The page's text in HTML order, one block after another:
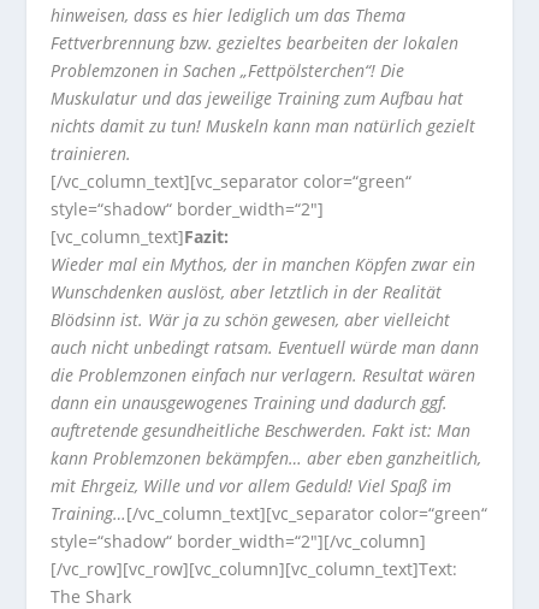
hinweisen, dass es hier lediglich um das Thema
Fettverbrennung bzw. gezieltes bearbeiten der lokalen
Problemzonen in Sachen „Fettpölsterchen“! Die
Muskulatur und das jeweilige Training zum Aufbau hat
nichts damit zu tun! Muskeln kann man natürlich gezielt
trainieren.
[/vc_column_text][vc_separator color=“green“
style=“shadow“ border_width=“2″]
[vc_column_text]Fazit:
Wieder mal ein Mythos, der in manchen Köpfen zwar ein
Wunschdenken auslöst, aber letztlich in der Realität
Blödsinn ist. Wär ja zu schön gewesen, aber vielleicht
auch nicht unbedingt ratsam. Eventuell würde man dann
die Problemzonen einfach nur verlagern. Resultat wären
dann ein unausgewogenes Training und dadurch ggf.
auftretende gesundheitliche Beschwerden. Fakt ist: Man
kann Problemzonen bekämpfen… aber eben ganzheitlich,
mit Ehrgeiz, Wille und vor allem Geduld! Viel Spaß im
Training…[/vc_column_text][vc_separator color=“green“
style=“shadow“ border_width=“2″][/vc_column]
[/vc_row][vc_row][vc_column][vc_column_text]Text:
The Shark